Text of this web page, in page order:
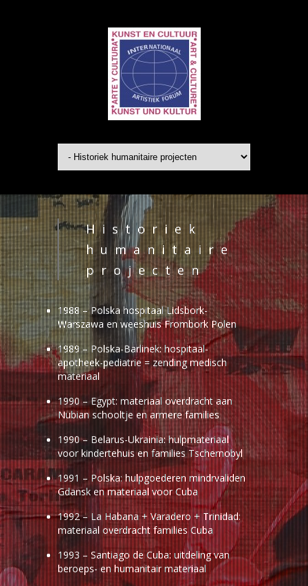
Historiek
humanitaire
projecten
1988 – Polska hospitaal Lidsbork-
Warszawa en weeshuis Frombork Polen
1989 – Polska-Barlinek: hospitaal-
apotheek-pediatrie = zending medisch
materiaal
1990 – Egypt: materiaal overdracht aan
Nubian schooltje en armere families
1990 – Belarus-Ukrainia: hulpmateriaal
voor kindertehuis en families Tschernobyl
1991 – Polska: hulpgoederen mindrvaliden
Gdansk en materiaal voor Cuba
1992 – La Habana + Varadero + Trinidad:
materiaal overdracht families Cuba
1993 – Santiago de Cuba: uitdeling van
beroeps- en humanitair materiaal